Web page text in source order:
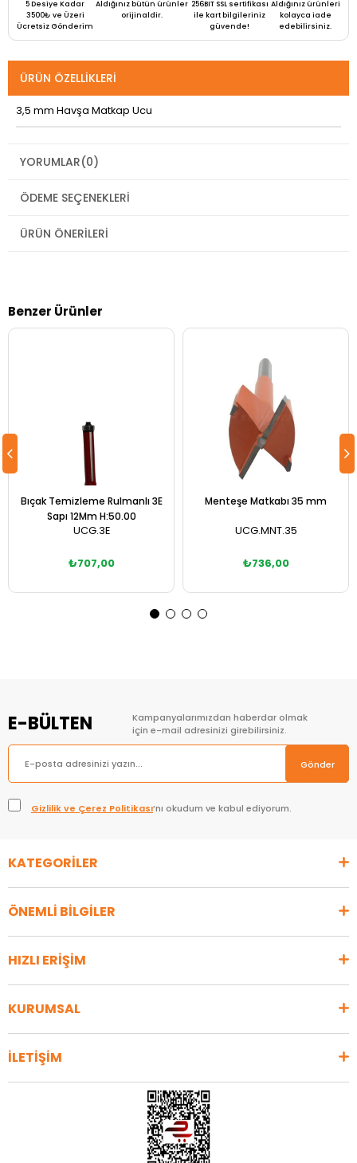
5 Desiye Kadar
3500₺ ve Üzeri
Ücretsiz Gönderim
Aldığınız bütün ürünler
orijinaldir.
256BIT SSL sertifikası
ile kart bilgileriniz
güvende!
Aldığınız ürünleri
kolayca iade
edebilirsiniz.
ÜRÜN ÖZELLIKLERI
3,5 mm Havşa Matkap Ucu
YORUMLAR(0)
ÖDEME SEÇENEKLERI
ÜRÜN ÖNERILERI
Benzer Ürünler
Bıçak Temizleme Rulmanlı 3E
Sapı 12Mm H:50.00
UCG.3E
₺707,00
Menteşe Matkabı 35 mm
UCG.MNT.35
₺736,00
E-BÜLTEN
Kampanyalarımızdan haberdar olmak
için e-mail adresinizi girebilirsiniz.
Gönder
Gizlilik ve Çerez Politikası’nı okudum ve kabul ediyorum.
KATEGORİLER
ÖNEMLİ BİLGİLER
HIZLI ERİŞİM
KURUMSAL
İLETİŞİM